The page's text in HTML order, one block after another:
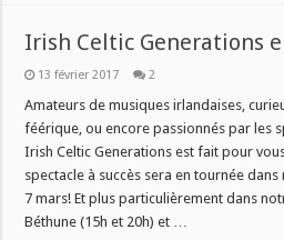
Irish Celtic Generations
13 février 2017 2
Amateurs de musiques irlandaises,
féérique, ou encore passionnés par les
Irish Celtic Generations est fait pour
spectacle à succès sera en tournée
7 mars! Et plus particulièrement dans
Béthune (15h et 20h) et …